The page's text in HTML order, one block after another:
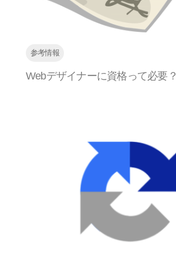
参考情報
Webデザイナーに資格って必要？